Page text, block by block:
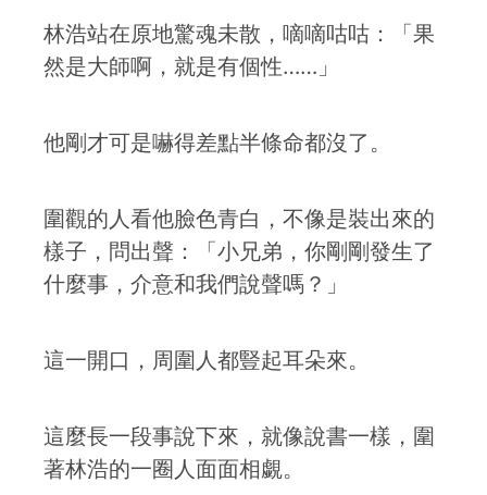
林浩站在原地驚魂未散，嘀嘀咕咕：「果
然是大師啊，就是有個性……」
他剛才可是嚇得差點半條命都沒了。
圍觀的人看他臉色青白，不像是裝出來的
樣子，問出聲：「小兄弟，你剛剛發生了
什麼事，介意和我們說聲嗎？」
這一開口，周圍人都豎起耳朵來。
這麼長一段事說下來，就像說書一樣，圍
著林浩的一圈人面面相覷。